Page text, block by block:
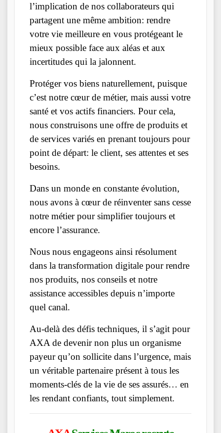
l’implication de nos collaborateurs qui
partagent une même ambition: rendre
votre vie meilleure en vous protégeant le
mieux possible face aux aléas et aux
incertitudes qui la jalonnent.
Protéger vos biens naturellement, puisque
c’est notre cœur de métier, mais aussi votre
santé et vos actifs financiers. Pour cela,
nous construisons une offre de produits et
de services variés en prenant toujours pour
point de départ: le client, ses attentes et ses
besoins.
Dans un monde en constante évolution,
nous avons à cœur de réinventer sans cesse
notre métier pour simplifier toujours et
encore l’assurance.
Nous nous engageons ainsi résolument
dans la transformation digitale pour rendre
nos produits, nos conseils et notre
assistance accessibles depuis n’importe
quel canal.
Au-delà des défis techniques, il s’agit pour
AXA de devenir non plus un organisme
payeur qu’on sollicite dans l’urgence, mais
un véritable partenaire présent à tous les
moments-clés de la vie de ses assurés… en
les rendant confiants, tout simplement.